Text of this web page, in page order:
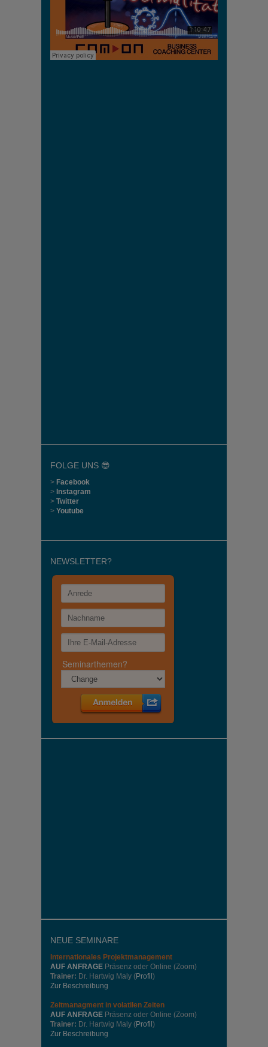
FOLGE UNS 😎
> Facebook
> Instagram
> Twitter
> Youtube
NEWSLETTER?
NEUE SEMINARE
Internationales Projektmanagement
AUF ANFRAGE Präsenz oder Online (Zoom)
Trainer: Dr. Hartwig Maly (Profil )
Zur Beschreibung
Zeitmanagment in volatilen Zeiten
AUF ANFRAGE Präsenz oder Online (Zoom)
Trainer: Dr. Hartwig Maly (Profil )
Zur Beschreibung